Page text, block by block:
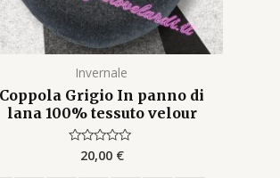
Invernale
Coppola Grigio In panno di
lana 100% tessuto velour
Rated
20,00 €